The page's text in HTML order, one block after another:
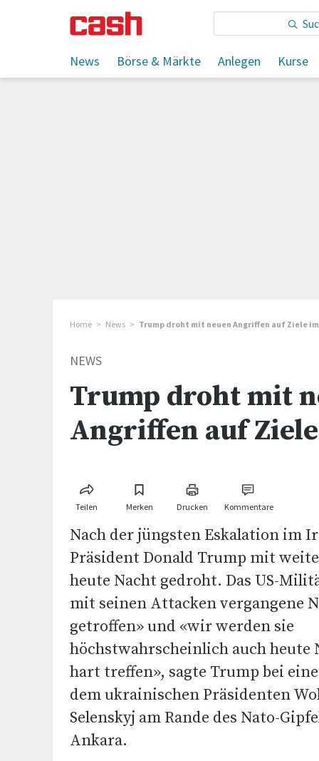
News Börse & Märkte Anlegen Kurse
Sie lesen:
Home News Trump droht mit neuen Angriffen auf Ziele
NEWS
Trump droht mit
Angriffen auf
Teilen Merken Drucken Kommentare
Nach der jüngsten Eskalation im
Präsident Donald Trump mit
heute Nacht gedroht. Das US-
mit seinen Attacken vergangene
getroffen» und «wir werden sie
höchstwahrscheinlich auch heute
hart treffen», sagte Trump bei
dem ukrainischen Präsidenten
Selenskyj am Rande des Nato-
Ankara.